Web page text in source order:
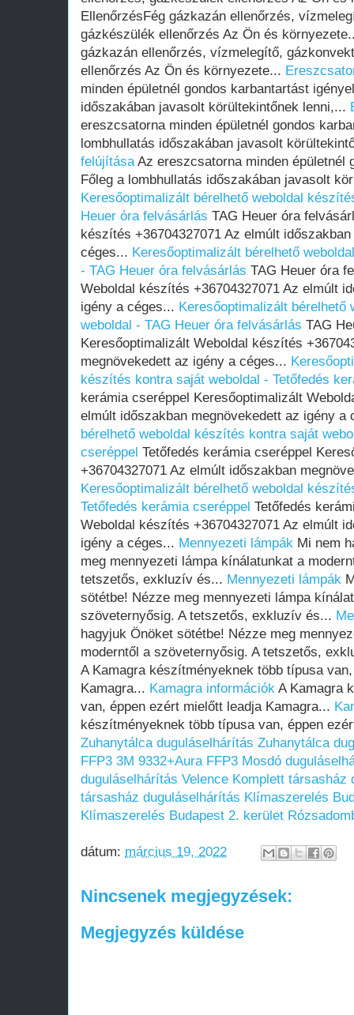
EllenőrzésFég gázkazán ellenőrzés,
gázkészülék ellenőrzés Az Ön és
gázkazán ellenőrzés, vízmelegítő,
ellenőrzés Az Ön és környezete...
minden épületnél gondos karbantartást
időszakában javasolt körültekintőnek lenni,...
ereszcsatorna minden épületnél gondos
lombhullatás időszakában javasolt
felújításaAz ereszcsatorna minden épületnél
Főleg a lombhullatás időszakában javasolt
Keresőoptimalizált bérelhető weboldal
Heuer óra felvásárlás TAG Heuer óra
készítés +36704327071 Az elmúlt
céges... Keresőoptimalizált bérelhető
- TAG Heuer óra felvásárlás TAG Heuer óra
Weboldal készítés +36704327071 Az elmúlt
igény a céges... Keresőoptimalizált
weboldal - TAG Heuer óra felvásárlás TAG
Keresőoptimalizált Weboldal készítés
megnövekedett az igény a céges...
készítés kontra saját weboldal - Tetőfedés
kerámia cseréppel Keresőoptimalizált
elmúlt időszakban megnövekedett az igény a
bérelhető weboldal készítés kontra saját
cseréppel Tetőfedés kerámia cseréppel
+36704327071 Az elmúlt időszakban
Keresőoptimalizált bérelhető weboldal
Tetőfedés kerámia cseréppel Tetőfedés
Weboldal készítés +36704327071 Az elmúlt
igény a céges... Mennyezeti lámpák Mi nem
meg mennyezeti lámpa kínálatunkat a
tetszetős, exkluzív és... Mennyezeti lámpák
sötétbe! Nézze meg mennyezeti lámpa
szöveternyősig. A tetszetős, exkluzív és...
hagyjuk Önöket sötétbe! Nézze meg
moderntől a szöveternyősig. A tetszetős,
A Kamagra készítményeknek több típusa
Kamagra... Kamagra információk A Kamagra
van, éppen ezért mielőtt leadja Kamagra...
készítményeknek több típusa van, éppen
Zuhanytálca duguláselhárítás Zuhanytálca
FFP3 3M 9332+Aura FFP3 Mosdó
duguláselhárítás Velence Komplett társasház
társasház duguláselhárítás Klímaszerelés
Klímaszerelés Budapest 2. kerület
dátum: március 19, 2022
Nincsenek megjegyzések:
Megjegyzés küldése